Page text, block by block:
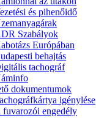
és pihenőidő
Szabályok
Európában
behajtás
tachográf
dokumentumok
igénylése
fuvarozói engedély